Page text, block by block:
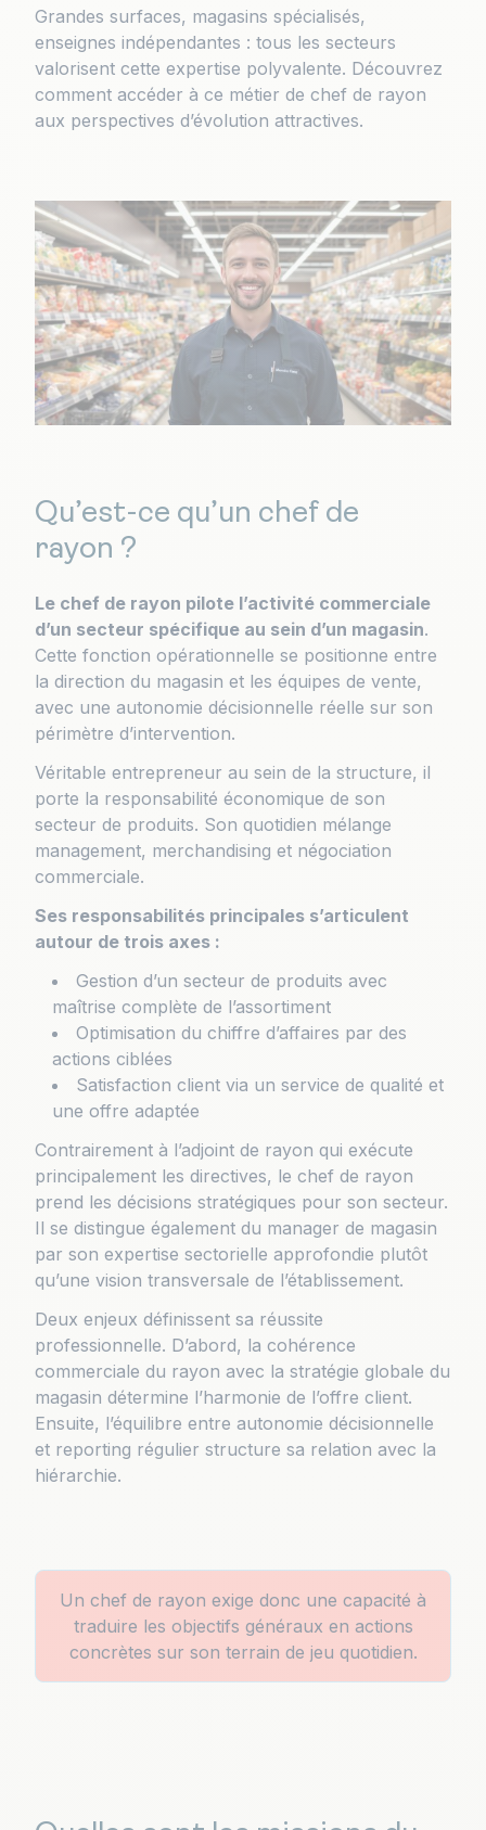
Grandes surfaces, magasins spécialisés,
enseignes indépendantes : tous les secteurs
valorisent cette expertise polyvalente. Découvrez
comment accéder à ce métier de chef de rayon
aux perspectives d’évolution attractives.
Qu’est-ce qu’un chef de
rayon ?
Le chef de rayon pilote l’activité commerciale
d’un secteur spécifique au sein d’un magasin.
Cette fonction opérationnelle se positionne entre
la direction du magasin et les équipes de vente,
avec une autonomie décisionnelle réelle sur son
périmètre d’intervention.
Véritable entrepreneur au sein de la structure, il
porte la responsabilité économique de son
secteur de produits. Son quotidien mélange
management, merchandising et négociation
commerciale.
Ses responsabilités principales s’articulent
autour de trois axes :
Gestion d’un secteur de produits avec
maîtrise complète de l’assortiment
Optimisation du chiffre d’affaires par des
actions ciblées
Satisfaction client via un service de qualité et
une offre adaptée
Contrairement à l’adjoint de rayon qui exécute
principalement les directives, le chef de rayon
prend les décisions stratégiques pour son secteur.
Il se distingue également du manager de magasin
par son expertise sectorielle approfondie plutôt
qu’une vision transversale de l’établissement.
Deux enjeux définissent sa réussite
professionnelle. D’abord, la cohérence
commerciale du rayon avec la stratégie globale du
magasin détermine l’harmonie de l’offre client.
Ensuite, l’équilibre entre autonomie décisionnelle
et reporting régulier structure sa relation avec la
hiérarchie.
Un chef de rayon exige donc une capacité à
traduire les objectifs généraux en actions
concrètes sur son terrain de jeu quotidien.